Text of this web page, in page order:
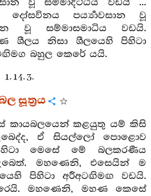
වූ සම්මාදිට්ඨිය වඩයි ...
දෝසවිනය පර්‍ය්‍යාවසාන වූ
වූ සම්මාසමාධිය වඩයි.
ශීලය නිසා ශීලයෙහි පිහිටා
බහුල කෙරේ යයි.
1. 14. 3.
සූත්‍රය
කායබලයෙන් කළයුතු යම් කිසි
ඒ සියල්ලෝ පොළොව
මෙසේ මේ බලකරණීය
මහණෙනි, එසෙයින් ම
පිහිටා අරීඅටඟිමඟ වඩයි.
මහණෙනි, මහණ කෙසේ